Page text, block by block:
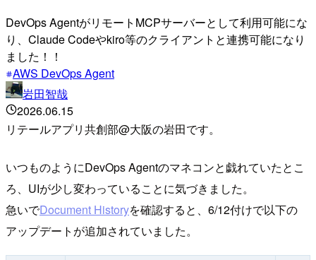
DevOps AgentがリモートMCPサーバーとして利用可能にな
り、Claude Codeやkiro等のクライアントと連携可能になり
ました！！
AWS DevOps Agent
岩田智哉
2026.06.15
リテールアプリ共創部@大阪の岩田です。
いつものようにDevOps Agentのマネコンと戯れていたとこ
ろ、UIが少し変わっていることに気づきました。
急いでDocument Historyを確認すると、6/12付けで以下の
アップデートが追加されていました。